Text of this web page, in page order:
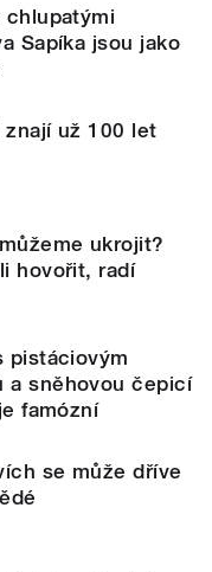
chlupatými
Sapíka jsou jako
znají už 100 let
ukrojit?
hovořit, radí
pistáciovým
a sněhovou čepicí
famózní
se může dříve